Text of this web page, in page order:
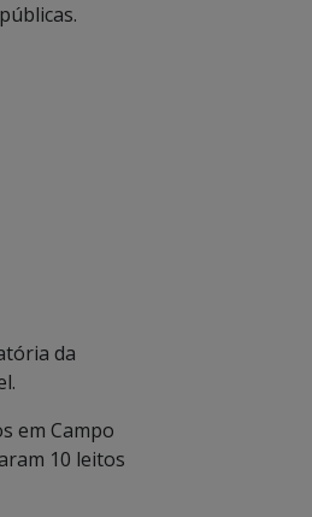
da
em Campo
10 leitos